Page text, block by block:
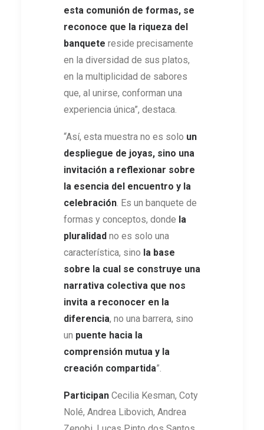
esta comunión de formas, se
reconoce que la riqueza del
banquete reside precisamente
en la diversidad de sus platos,
en la multiplicidad de sabores
que, al unirse, conforman una
experiencia única”, destaca.
“Así, esta muestra no es solo un
despliegue de joyas, sino una
invitación a reflexionar sobre
la esencia del encuentro y la
celebración. Es un banquete de
formas y conceptos, donde la
pluralidad no es solo una
característica, sino la base
sobre la cual se construye una
narrativa colectiva que nos
invita a reconocer en la
diferencia, no una barrera, sino
un puente hacia la
comprensión mutua y la
creación compartida”.
Participan Cecilia Kesman, Coty
Nolé, Andrea Libovich, Andrea